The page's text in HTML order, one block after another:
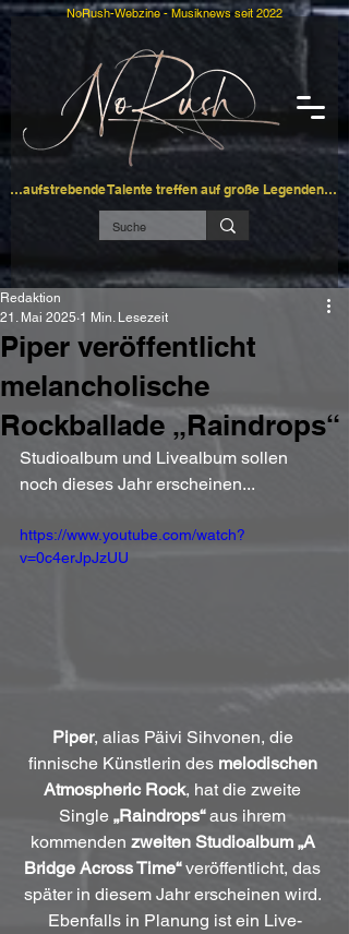
…aufstrebende Talente treffen auf große Legenden…
NoRush-Webzine - Musiknews seit 2022
Piper veröffentlicht
melancholische
Rockballade „Raindrops“
Redaktion
21. Mai 2025 1 Min. Lesezeit
Studioalbum und Livealbum sollen
noch dieses Jahr erscheinen...
https://www.youtube.com/watch?
v=0c4erJpJzUU
Piper, alias Päivi Sihvonen, die
finnische Künstlerin des melodischen
Atmospheric Rock, hat die zweite
Single „Raindrops“ aus ihrem
kommenden zweiten Studioalbum „A
Bridge Across Time“ veröffentlicht, das
später in diesem Jahr erscheinen wird.
Ebenfalls in Planung ist ein Live-